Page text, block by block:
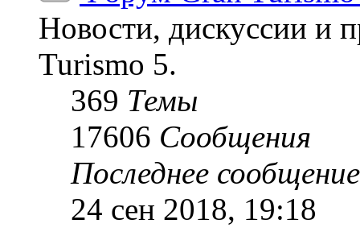
Новости, дискуссии и
Turismo 5.
369 Темы
17606 Сообщения
Последнее сообщение
24 сен 2018, 19:18